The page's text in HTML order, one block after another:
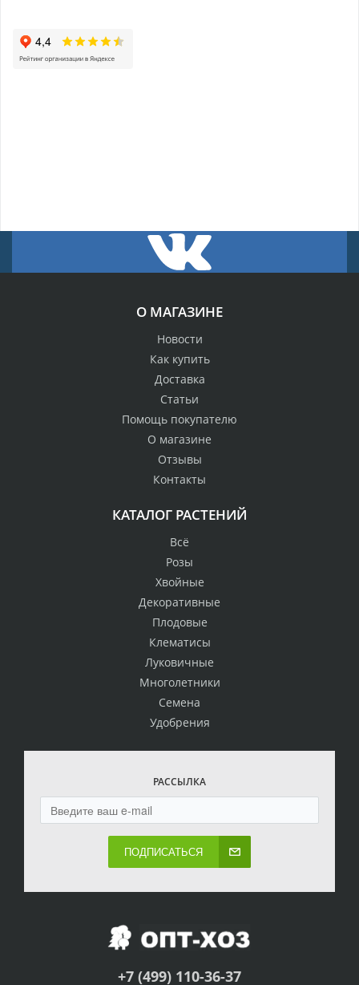
О МАГАЗИНЕ
Новости
Как купить
Доставка
Статьи
Помощь покупателю
О магазине
Отзывы
Контакты
КАТАЛОГ РАСТЕНИЙ
Всё
Розы
Хвойные
Декоративные
Плодовые
Клематисы
Луковичные
Многолетники
Семена
Удобрения
РАССЫЛКА
ПОДПИСАТЬСЯ
+7 (499) 110-36-37